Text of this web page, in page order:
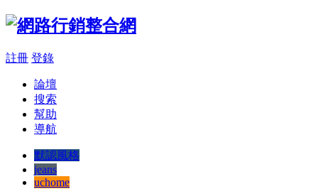
註冊 登錄
論壇
搜索
幫助
導航
默認風格
jeans
uchome